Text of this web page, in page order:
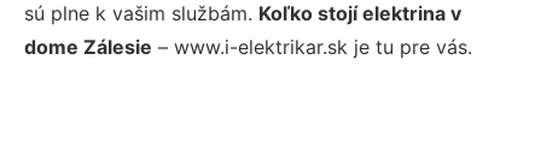
sú plne k vašim službám. Koľko stojí elektrina v
dome Zálesie – www.i-elektrikar.sk je tu pre vás.